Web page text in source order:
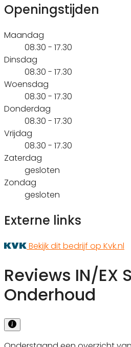
Openingstijden
Maandag
08.30 - 17.30
Dinsdag
08.30 - 17.30
Woensdag
08.30 - 17.30
Donderdag
08.30 - 17.30
Vrijdag
08.30 - 17.30
Zaterdag
gesloten
Zondag
gesloten
Externe links
Bekijk dit bedrijf op Kvk.nl
Reviews IN/EX
Onderhoud